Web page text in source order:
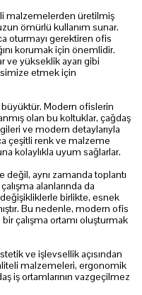
malzemelerden üretilmiş
ömürlü kullanım sunar.
oturmayı gerektiren ofis
korumak için önemlidir.
ve yükseklik ayarı gibi
etmek için
Modern ofislerin
olan bu koltuklar, çağdaş
ve modern detaylarıyla
çeşitli renk ve malzeme
kolaylıkla uyum sağlarlar.
aynı zamanda toplantı
alanlarında da
birlikte, esnek
Bu nedenle, modern ofis
çalışma ortamı oluşturmak
ve işlevsellik açısından
malzemeleri, ergonomik
iş ortamlarının vazgeçilmez